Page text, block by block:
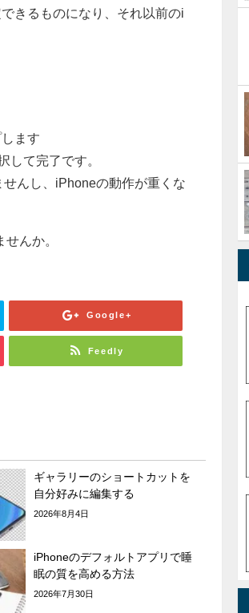
きるものになり、それ以前のi
ます
て完了です。
んし、iPhoneの動作が重くな
んか。
Google+
Feedly
ギャラリーのショートカットを
自分好みに編集する
2026年8月4日
iPhoneのデフォルトアプリで睡
眠の質を高める方法
2026年7月30日